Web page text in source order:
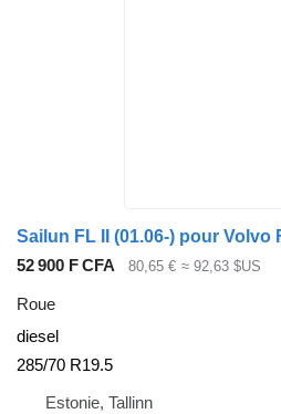
Sailun FL II (01.06-) pour Volvo
52 900 F CFA
80,65 € ≈ 92,63 $US
Roue
diesel
285/70 R19.5
Estonie, Tallinn